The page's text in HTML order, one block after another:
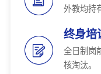
外教均持
终身培
全日制岗
核淘汰。